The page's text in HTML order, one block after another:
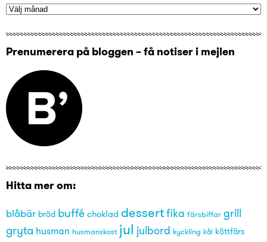
Prenumerera på bloggen – få notiser i mejlen
Hitta mer om:
blåbär bröd buffé choklad dessertfika färsbiffar grill
gryta husman husmanskost jul julbord kyckling kål köttfärs